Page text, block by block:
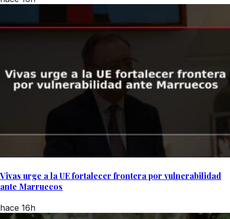
Vivas urge a la UE fortalecer frontera por vulnerabilidad
ante Marruecos
hace 16h